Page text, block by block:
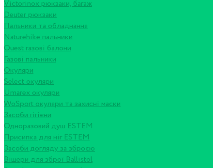
Victorinox рюкзаки, багаж
Deuter рюкзаки
Пальники та обладнання
Naturehike пальники
Quest газові балони
Газові пальники
Окуляри
Select окуляри
Umarex окуляри
WoSport окуляри та захисні маски
Засоби гігієни
Одноразовий душ ESTEM
Присипка для ніг ESTEM
Засоби догляду за зброєю
Вішери для зброї Ballistol